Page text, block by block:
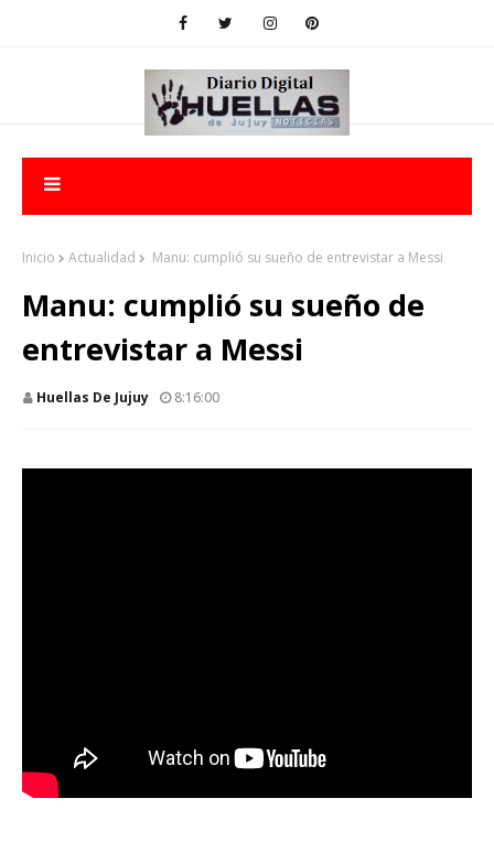
Inicio Actualidad Manu: cumplió su sueño de entrevistar a Messi
Manu: cumplió su sueño de
entrevistar a Messi
Huellas De Jujuy 8:16:00